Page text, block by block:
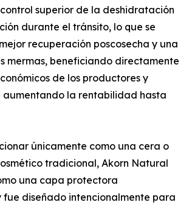
superior de la deshidratación
durante el tránsito, lo que se
recuperación poscosecha y una
mermas, beneficiando directamente
de los productores y
aumentando la rentabilidad hasta
únicamente como una cera o
tradicional, Akorn Natural
una capa protectora
fue diseñado intencionalmente para